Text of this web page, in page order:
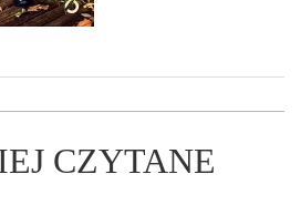
CZYTANE